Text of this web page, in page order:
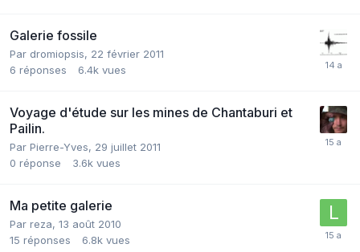
Galerie fossile
Par dromiopsis, 22 février 2011
6 réponses 6.4k vues
Voyage d'étude sur les mines de Chantaburi et
Pailin.
Par Pierre-Yves, 29 juillet 2011
0 réponse 3.6k vues
Ma petite galerie
Par reza, 13 août 2010
15 réponses 6.8k vues